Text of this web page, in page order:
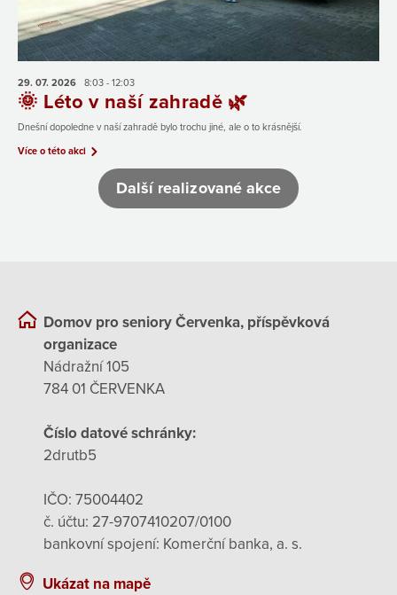
29. 07. 2026 8:03 - 12:03
🌞 Léto v naší zahradě 🌿
Dnešní dopoledne v naší zahradě bylo trochu jiné, ale o to krásnější.
Více o této akci
Další realizované akce
Domov pro seniory Červenka, příspěvková
organizace
Nádražní 105
784 01 ČERVENKA
Číslo datové schránky:
2drutb5
IČO: 75004402
č. účtu: 27-9707410207/0100
bankovní spojení: Komerční banka, a. s.
Ukázat na mapě